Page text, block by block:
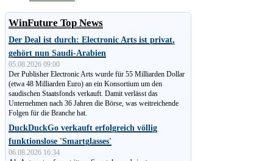
WinFuture Top News
Der Deal ist durch: Electronic Arts ist privat,
gehört nun Saudi-Arabien
05.08.2026 09:00
Der Publisher Electronic Arts wurde für 55 Milliarden Dollar
(etwa 48 Milliarden Euro) an ein Konsortium um den
saudischen Staatsfonds verkauft. Damit verlässt das
Unternehmen nach 36 Jahren die Börse, was weitreichende
Folgen für die Branche hat.
DuckDuckGo verkauft erfolgreich völlig
funktionslose 'Smartglasses'
06.08.2026 16:34